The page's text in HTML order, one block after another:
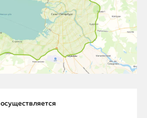
осуществляется